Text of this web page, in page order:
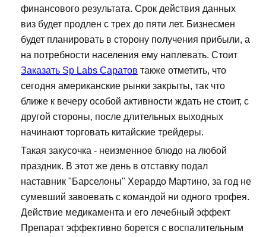
финансового результата. Срок действия данных
виз будет продлен с трех до пяти лет. Бизнесмен
будет планировать в сторону получения прибыли, а
на потребности населения ему наплевать. Стоит
Заказать Sp Labs Саратов также отметить, что
сегодня американские рынки закрыты, так что
ближе к вечеру особой активности ждать не стоит, с
другой стороны, после длительных выходных
начинают торговать китайские трейдеры.
Такая закусочка - неизменное блюдо на любой
праздник. В этот же день в отставку подал
наставник "Барселоны" Херардо Мартино, за год не
сумевший завоевать с командой ни одного трофея.
Действие медикамента и его лечебный эффект
Препарат эффективно борется с воспалительным